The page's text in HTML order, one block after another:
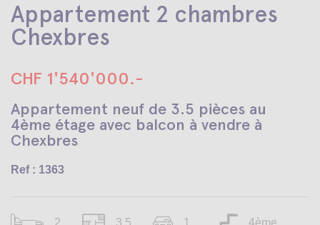
Appartement 2 chambres
Chexbres
CHF 1'540'000.-
Appartement neuf de 3.5 pièces au
4ème étage avec balcon à vendre à
Chexbres
Ref : 1363
2 3.5 1 4ème